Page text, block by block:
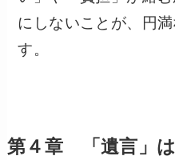
にしないことが、円
す。
第４章 「遺言」